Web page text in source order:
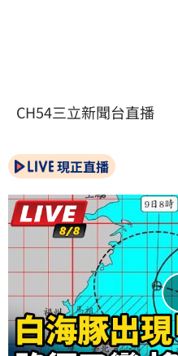
CH54三立新聞台直播
現正直播